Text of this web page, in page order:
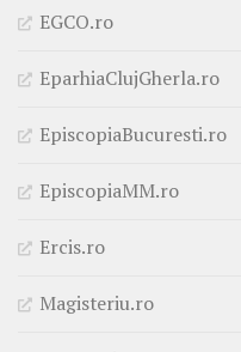
EGCO.ro
EparhiaClujGherla.ro
EpiscopiaBucuresti.ro
EpiscopiaMM.ro
Ercis.ro
Magisteriu.ro